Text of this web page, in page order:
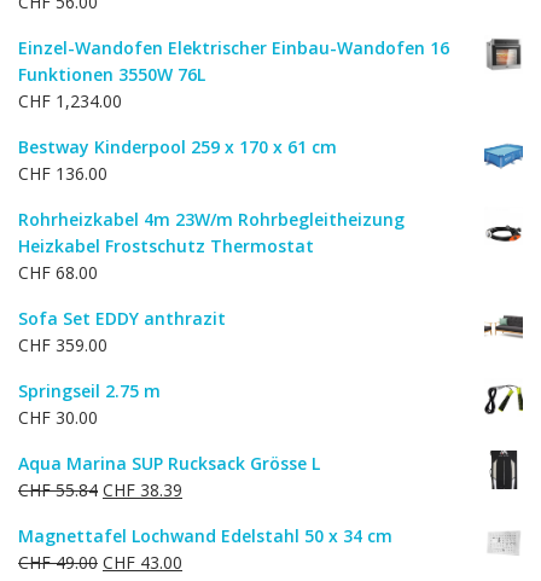
Einzel-Wandofen Elektrischer Einbau-Wandofen 16
Funktionen 3550W 76L
CHF 1,234.00
Bestway Kinderpool 259 x 170 x 61 cm
CHF 136.00
Rohrheizkabel 4m 23W/m Rohrbegleitheizung
Heizkabel Frostschutz Thermostat
CHF 68.00
Sofa Set EDDY anthrazit
CHF 359.00
Springseil 2.75 m
CHF 30.00
Aqua Marina SUP Rucksack Grösse L
CHF55.84 Ursprünglicher
war:
CHF 55.84
CHF 38.39
ist:
CHF 38.39.
Magnettafel Lochwand Edelstahl 50 x 34 cm
CHF49.00 Ursprünglicher
CHF 43.00